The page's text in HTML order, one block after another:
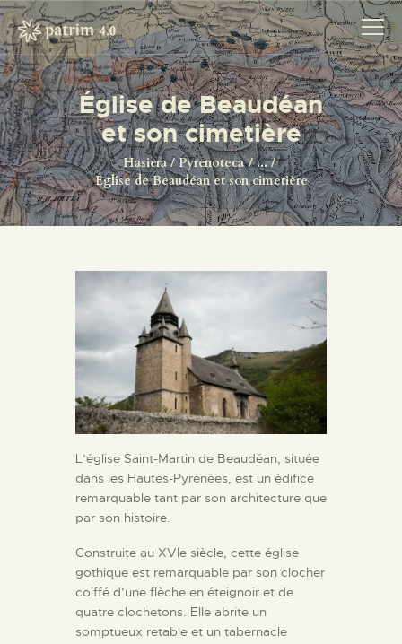
Église de Beaudéan
et son cimetière
Hasiera Pyrenoteca
...
Église de Beaudéan et son cimetière
HASIERA
PYRENOTECA 4.0
PROIEKTUAK
SAREA
L’église Saint-Martin de Beaudéan, située
dans les Hautes-Pyrénées, est un édifice
remarquable tant par son architecture que
par son histoire.
Construite au XVIe siècle, cette église
gothique est remarquable par son clocher
coiffé d’une flèche en éteignoir et de
quatre clochetons. Elle abrite un
somptueux retable et un tabernacle